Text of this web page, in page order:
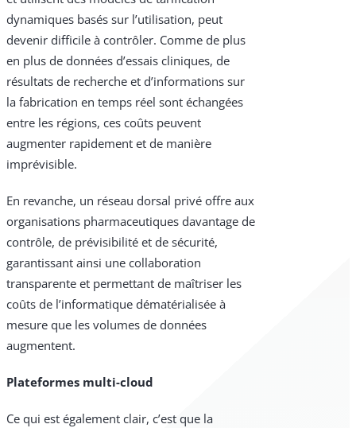
dynamiques basés sur l’utilisation, peut
devenir difficile à contrôler. Comme de plus
en plus de données d’essais cliniques, de
résultats de recherche et d’informations sur
la fabrication en temps réel sont échangées
entre les régions, ces coûts peuvent
augmenter rapidement et de manière
imprévisible.
En revanche, un réseau dorsal privé offre aux
organisations pharmaceutiques davantage de
contrôle, de prévisibilité et de sécurité,
garantissant ainsi une collaboration
transparente et permettant de maîtriser les
coûts de l’informatique dématérialisée à
mesure que les volumes de données
augmentent.
Plateformes multi-cloud
Ce qui est également clair, c’est que la